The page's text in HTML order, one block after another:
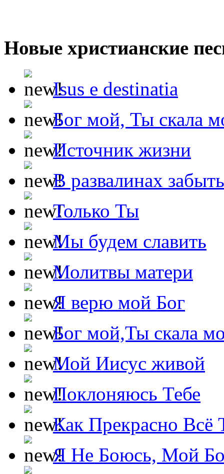
Новые христианские
Isus e destinatia
Бог мой, Ты скала
Источник жизни
В развалинах
Только Ты
Мы будем славить
Молитвы матери
Я верю мой Бог
Бог мой,Ты скала
Мой Иисус живой
Поклоняюсь Тебе
Как Прекрасно Всё
Я Не Боюсь, Мой